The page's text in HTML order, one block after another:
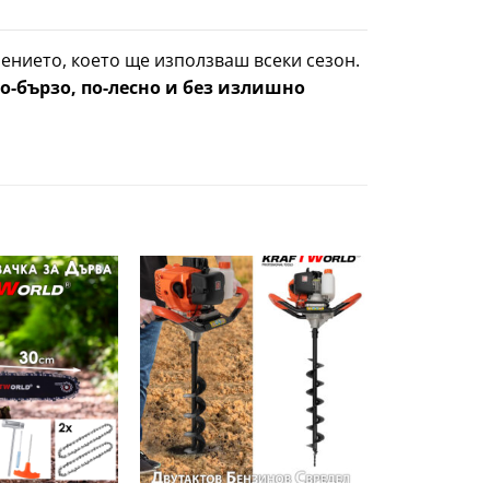
което ще използваш всеки сезон.
бързо, по-лесно и без излишно
Добави
в
желани
Добави
в
+